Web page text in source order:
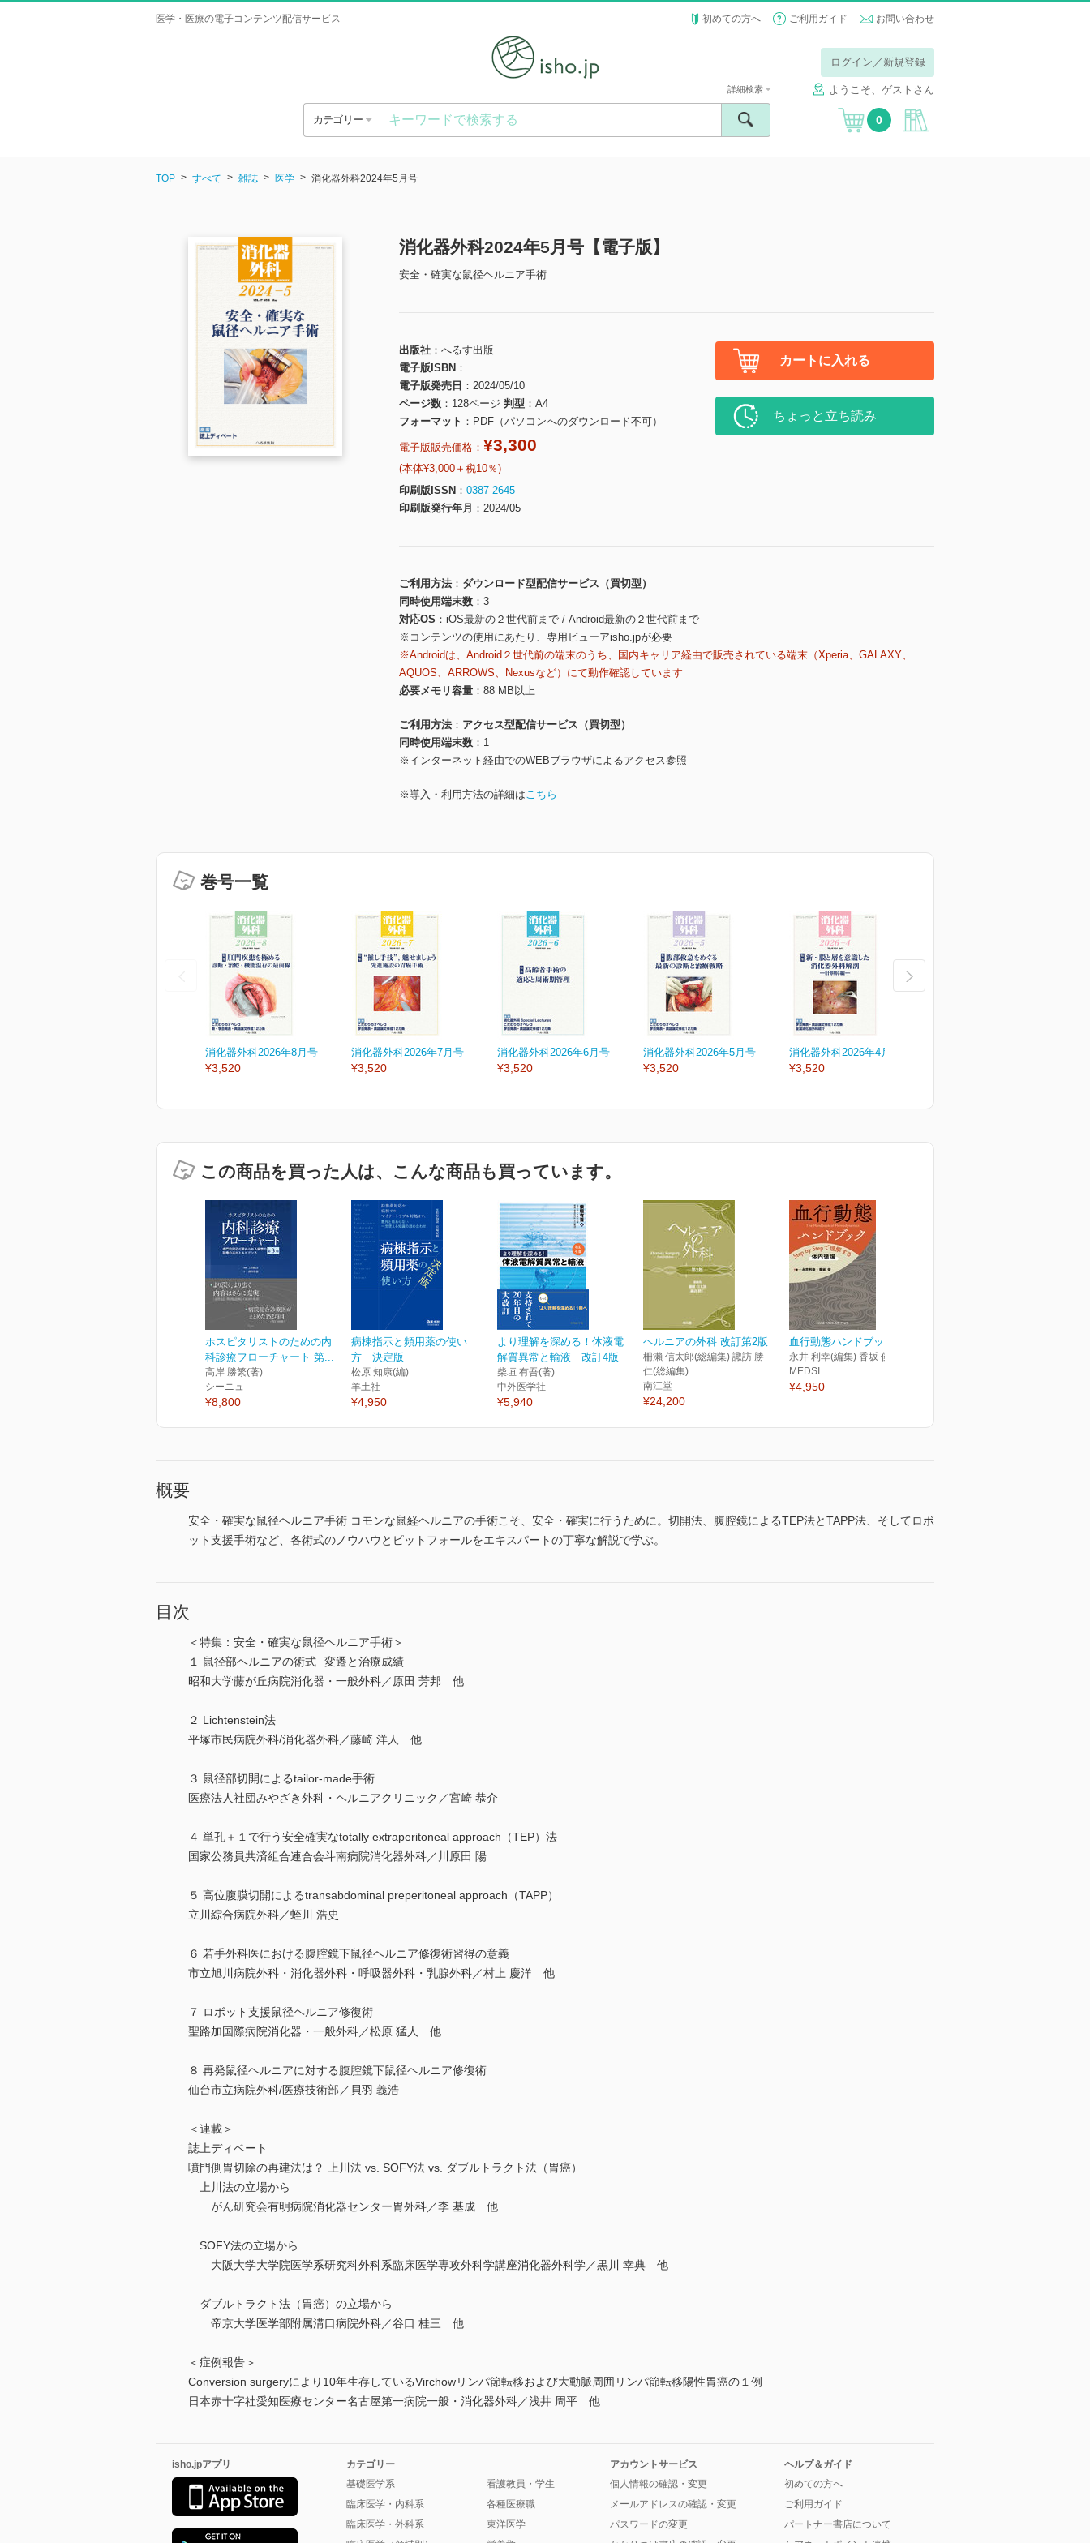
医学・医療の電子コンテンツ配信サービス 初めての方へ ご利用ガイド お問い合わせ
ログイン／新規登録
ようこそ、ゲストさん
カテゴリー
詳細検索
0
TOP すべて 雑誌 医学 消化器外科2024年5月号
消化器外科2024年5月号【電子版】
安全・確実な鼠径ヘルニア手術
出版社
へるす出版
電子版ISBN
電子版発売日
2024/05/10
ページ数
128ページ 判型
A4
フォーマット
PDF（パソコンへのダウンロード不可）
電子版販売価格： ¥3,300
(本体¥3,000＋税10％)
印刷版ISSN
0387-2645
印刷版発行年月
2024/05
カートに入れる
ちょっと立ち読み
ご利用方法
ダウンロード型配信サービス（買切型）
同時使用端末数
3
対応OS
iOS最新の２世代前まで / Android最新の２世代前まで
※コンテンツの使用にあたり、専用ビューアisho.jpが必要
※Androidは、Android２世代前の端末のうち、国内キャリア経由で販売されている端末（Xperia、GALAXY、
AQUOS、ARROWS、Nexusなど）にて動作確認しています
必要メモリ容量
88 MB以上
ご利用方法
アクセス型配信サービス（買切型）
同時使用端末数
1
※インターネット経由でのWEBブラウザによるアクセス参照
※導入・利用方法の詳細はこちら
巻号一覧
消化器外科2026年8月号
¥3,520
消化器外科2026年7月号
¥3,520
消化器外科2026年6月号
¥3,520
消化器外科2026年5月号
¥3,520
消化器外科2026年4月号
¥3,520
この商品を買った人は、こんな商品も買っています。
ホスピタリストのための内
科診療フローチャート 第...
髙岸 勝繁(著)
シーニュ
¥8,800
病棟指示と頻用薬の使い
方 決定版
松原 知康(編)
羊土社
¥4,950
より理解を深める！体液電
解質異常と輸液 改訂4版
柴垣 有吾(著)
中外医学社
¥5,940
ヘルニアの外科 改訂第2版
柵瀨 信太郎(総編集) 諏訪 勝
仁(総編集)
南江堂
¥24,200
血行動態ハンドブック
永井 利幸(編集) 香坂 俊(編集)
MEDSI
¥4,950
概要
安全・確実な鼠径ヘルニア手術 コモンな鼠経ヘルニアの手術こそ、安全・確実に行うために。切開法、腹腔鏡によるTEP法とTAPP法、そしてロボ
ット支援手術など、各術式のノウハウとピットフォールをエキスパートの丁寧な解説で学ぶ。
目次
＜特集：安全・確実な鼠径ヘルニア手術＞
１ 鼠径部ヘルニアの術式─変遷と治療成績─
昭和大学藤が丘病院消化器・一般外科／原田 芳邦 他
２ Lichtenstein法
平塚市民病院外科/消化器外科／藤崎 洋人 他
３ 鼠径部切開によるtailor-made手術
医療法人社団みやざき外科・ヘルニアクリニック／宮崎 恭介
４ 単孔＋１で行う安全確実なtotally extraperitoneal approach（TEP）法
国家公務員共済組合連合会斗南病院消化器外科／川原田 陽
５ 高位腹膜切開によるtransabdominal preperitoneal approach（TAPP）
立川綜合病院外科／蛭川 浩史
６ 若手外科医における腹腔鏡下鼠径ヘルニア修復術習得の意義
市立旭川病院外科・消化器外科・呼吸器外科・乳腺外科／村上 慶洋 他
７ ロボット支援鼠径ヘルニア修復術
聖路加国際病院消化器・一般外科／松原 猛人 他
８ 再発鼠径ヘルニアに対する腹腔鏡下鼠径ヘルニア修復術
仙台市立病院外科/医療技術部／貝羽 義浩
＜連載＞
誌上ディベート
噴門側胃切除の再建法は？ 上川法 vs. SOFY法 vs. ダブルトラクト法（胃癌）
上川法の立場から
がん研究会有明病院消化器センター胃外科／李 基成 他
SOFY法の立場から
大阪大学大学院医学系研究科外科系臨床医学専攻外科学講座消化器外科学／黒川 幸典 他
ダブルトラクト法（胃癌）の立場から
帝京大学医学部附属溝口病院外科／谷口 桂三 他
＜症例報告＞
Conversion surgeryにより10年生存しているVirchowリンパ節転移および大動脈周囲リンパ節転移陽性胃癌の１例
日本赤十字社愛知医療センター名古屋第一病院一般・消化器外科／浅井 周平 他
isho.jpアプリ
カテゴリー
基礎医学系
臨床医学・内科系
臨床医学・外科系
看護教員・学生
各種医療職
東洋医学
アカウントサービス
個人情報の確認・変更
メールアドレスの確認・変更
パスワードの変更
ヘルプ＆ガイド
初めての方へ
ご利用ガイド
パートナー書店について